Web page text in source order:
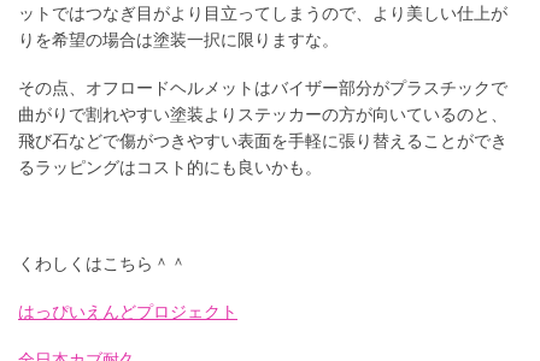
ットではつなぎ目がより目立ってしまうので、より美しい仕上が
りを希望の場合は塗装一択に限りますな。
その点、オフロードヘルメットはバイザー部分がプラスチックで
曲がりで割れやすい塗装よりステッカーの方が向いているのと、
飛び石などで傷がつきやすい表面を手軽に張り替えることができ
るラッピングはコスト的にも良いかも。
くわしくはこちら＾＾
はっぴいえんどプロジェクト